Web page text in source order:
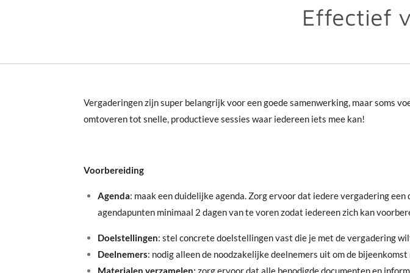
Effectief
Vergaderingen zijn super belangrijk voor een goede samenwerking, maar soms
omtoveren tot snelle, productieve sessies waar iedereen iets mee kan!
Voorbereiding
Agenda: maak een duidelijke agenda. Zorg ervoor dat iedere vergadering
agendapunten minimaal 2 dagen van te voren zodat iedereen zich kan
Doelstellingen: stel concrete doelstellingen vast die je met de vergadering
Deelnemers: nodig alleen de noodzakelijke deelnemers uit om de
Materialen verzamelen: zorg ervoor dat alle benodigde documenten en